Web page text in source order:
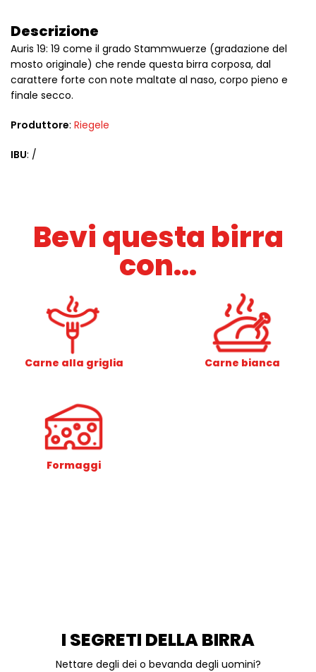
Descrizione
Auris 19: 19 come il grado Stammwuerze (gradazione del
mosto originale) che rende questa birra corposa, dal
carattere forte con note maltate al naso, corpo pieno e
finale secco.
Produttore: Riegele
IBU: /
Bevi questa birra
con...
Carne alla griglia Carne bianca
Formaggi
I SEGRETI DELLA BIRRA
Nettare degli dei o bevanda degli uomini?